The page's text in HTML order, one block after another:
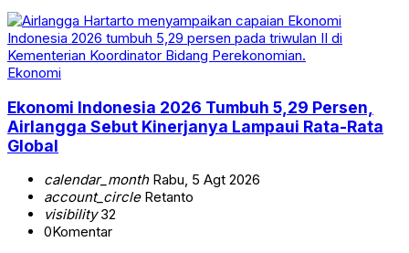
Ekonomi
Ekonomi Indonesia 2026 Tumbuh 5,29 Persen,
Airlangga Sebut Kinerjanya Lampaui Rata-Rata
Global
calendar_monthRabu, 5 Agt 2026
account_circleRetanto
visibility32
0Komentar